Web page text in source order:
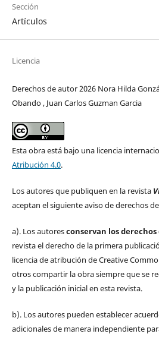
Sección
Artículos
Licencia
Derechos de autor 2026 Nora Hilda
Obando , Juan Carlos Guzman Garcia
Esta obra está bajo una licencia
Atribución 4.0.
Los autores que publiquen en la revista
aceptan el siguiente aviso de derechos
a). Los autoresconservan los
revista el derecho de la primera
licencia de atribución de Creative
otros compartir la obra siempre que se
y la publicación inicial en esta revista.
b). Los autores pueden establecer
adicionales de manera independiente